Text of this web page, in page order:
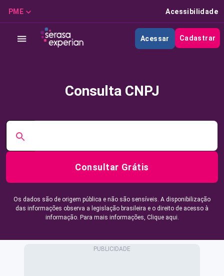
PME Acessibilidade
Acessar Cadastrar
Consulta CNPJ
Consultar Grátis
Os dados são de origem pública e não são sensíveis. A disponibilização
das informações observa a legislação brasileira e o direito de acesso à
informação. Para mais informações, Clique aqui.